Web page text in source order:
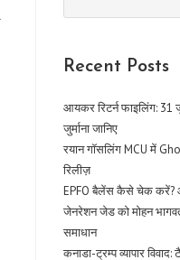
Recent Posts
आयकर रिटर्न फाइलिंग: 31
जुर्माना जानिए
रयान गॉसलिंग MCU में
रिलीज़
EPFO बैलेंस कैसे चेक करें?
जेनरेशन जेड को मोहन
समाधान
कनाडा-ट्रम्प व्यापार